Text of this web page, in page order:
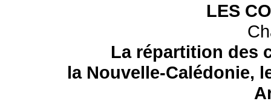
LES
La répartition des
la Nouvelle-Calédonie,